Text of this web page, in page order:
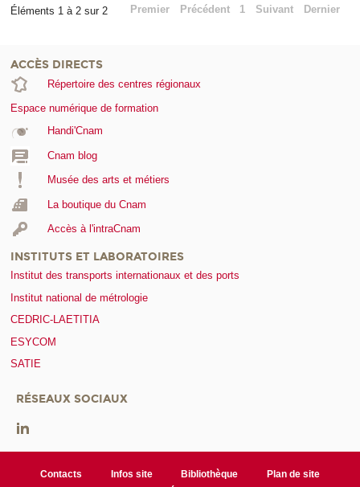
Éléments 1 à 2 sur 2 Premier Précédent 1 Suivant Dernier
ACCÈS DIRECTS
Répertoire des centres régionaux
Espace numérique de formation
Handi'Cnam
Cnam blog
Musée des arts et métiers
La boutique du Cnam
Accès à l'intraCnam
INSTITUTS ET LABORATOIRES
Institut des transports internationaux et des ports
Institut national de métrologie
CEDRIC-LAETITIA
ESYCOM
SATIE
RÉSEAUX SOCIAUX
Contacts Infos site Bibliothèque
Plan de site